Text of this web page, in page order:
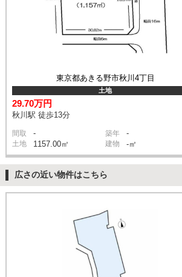
東京都あきる野市秋川4丁目
土地
29.70万円
秋川駅 徒歩13分
間取 - 築年 -
土地 1157.00㎡ 建物 -㎡
広さの近い物件はこちら